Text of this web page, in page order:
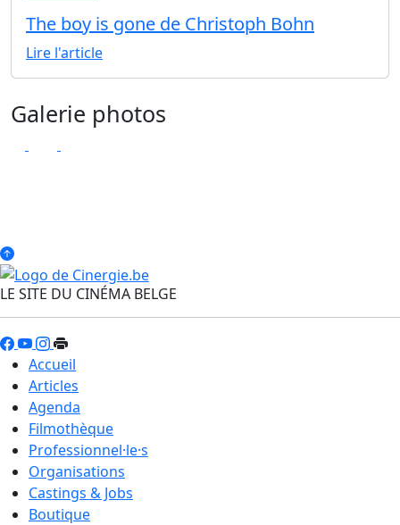
The boy is gone de Christoph Bohn
Lire l'article
Galerie photos
LE SITE DU CINÉMA BELGE
Accueil
Articles
Agenda
Filmothèque
Professionnel·le·s
Organisations
Castings & Jobs
Boutique